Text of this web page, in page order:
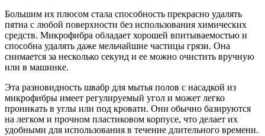
Большим их плюсом стала способность прекрасно удалять
пятна с любой поверхности без использования химических
средств. Микрофибра обладает хорошей впитываемостью и
способна удалять даже мельчайшие частицы грязи. Она
снимается за несколько секунд и ее можно очистить вручную
или в машинке.
Эта разновидность швабр для мытья полов с насадкой из
микрофибры имеет регулируемый угол и может легко
проникать в углы или под кровати. Они обычно базируются
на легком и прочном пластиковом корпусе, что делает их
удобными для использования в течение длительного времени.